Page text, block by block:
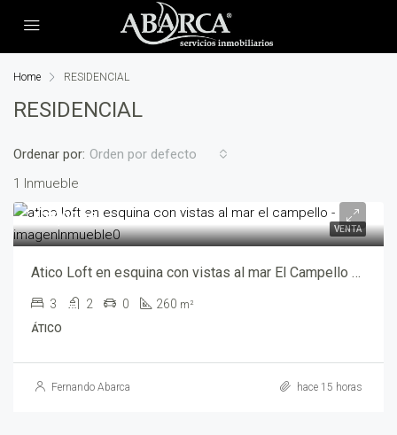
Home RESIDENCIAL
RESIDENCIAL
1 Inmueble
Ordenar por: Orden por defecto
VENTA
495,000€
Atico Loft en esquina con vistas al mar El Campello – lft4850-12740
3 2 0 260 m²
ÁTICO
Fernando Abarca hace 15 horas